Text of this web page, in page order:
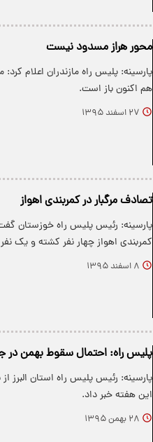
محور هراز مسدود نیست
هم اکنون باز است.
۲۷ اسفند ۱۳۹۵
تصادف مرگبار در کمربندی اهواز
کمربندی اهواز چهار نفر کشته و یک
۸ اسفند ۱۳۹۵
پلیس راه: احتمال سقوط بهمن در
پارسینه: رئیس پلیس راه استان
این هفته خبر داد.
۲۸ بهمن ۱۳۹۵